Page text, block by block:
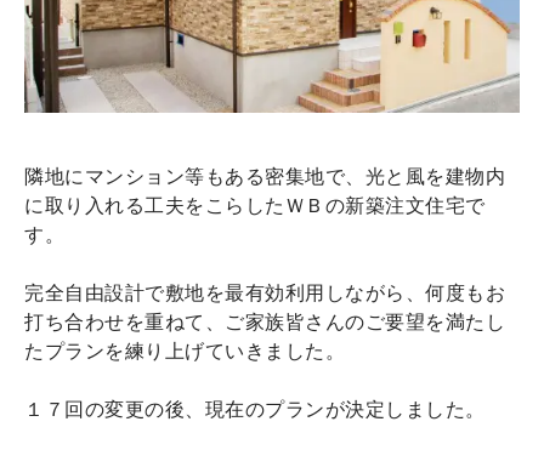
隣地にマンション等もある密集地で、光と風を建物内
に取り入れる工夫をこらしたＷＢの新築注文住宅で
す。
完全自由設計で敷地を最有効利用しながら、何度もお
打ち合わせを重ねて、ご家族皆さんのご要望を満たし
たプランを練り上げていきました。
１７回の変更の後、現在のプランが決定しました。